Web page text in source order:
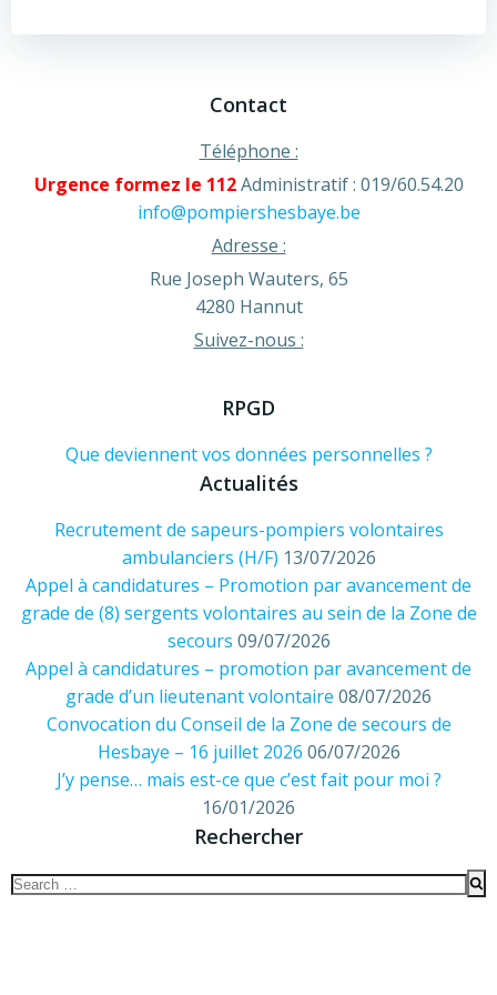
Contact
Téléphone :
Urgence formez le 112Administratif : 019/60.54.20
info@pompiershesbaye.be
Adresse :
Rue Joseph Wauters, 65
4280 Hannut
Suivez-nous :
RPGD
Que deviennent vos données personnelles ?
Actualités
Recrutement de sapeurs-pompiers volontaires
ambulanciers (H/F) 13/07/2026
Appel à candidatures – Promotion par avancement de
grade de (8) sergents volontaires au sein de la Zone de
secours 09/07/2026
Appel à candidatures – promotion par avancement de
grade d’un lieutenant volontaire 08/07/2026
Convocation du Conseil de la Zone de secours de
Hesbaye – 16 juillet 2026 06/07/2026
J’y pense… mais est-ce que c’est fait pour moi ?
16/01/2026
Rechercher
Search